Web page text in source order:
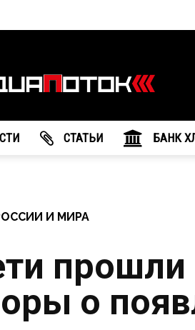
агентство
"МедиаПоток"
CТАТЬИ БАНК
И МИРА
о